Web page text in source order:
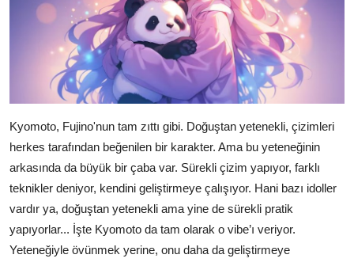
Kyomoto, Fujino'nun tam zıttı gibi. Doğuştan yetenekli, çizimleri
herkes tarafından beğenilen bir karakter. Ama bu yeteneğinin
arkasında da büyük bir çaba var. Sürekli çizim yapıyor, farklı
teknikler deniyor, kendini geliştirmeye çalışıyor. Hani bazı idoller
vardır ya, doğuştan yetenekli ama yine de sürekli pratik
yapıyorlar... İşte Kyomoto da tam olarak o vibe’ı veriyor.
Yeteneğiyle övünmek yerine, onu daha da geliştirmeye